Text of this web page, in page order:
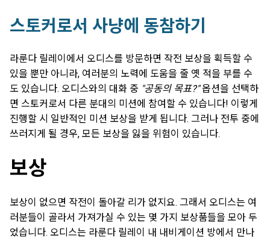
스토커로서 사냥에 동참하기
라룬다 릴레이에서 오디스를 방문하면 작전 보상을 획득할 수
있을 뿐만 아니라, 여러분의 노력에 도움을 줄 옛 적을 부를 수
도 있습니다. 오디스와의 대화 중 "공동의 목표?"옵션을 선택하
면 스토커로서 다른 분대의 미션에 참여할 수 있습니다! 이렇게
진행할 시 일반적인 미션 보상을 받게 됩니다. 그러나 전투 중에
쓰러지게 될 경우, 모든 보상을 잃을 위험이 있습니다.
보상
보상이 없으면 작전이 돌아갈 리가 없지요. 그래서 오디스는 여
러분들이 골라서 가져가실 수 있는 몇 가지 보상품들을 모아 두
었습니다. 오디스는 라룬다 릴레이 내 내비게이션 방에서 만나